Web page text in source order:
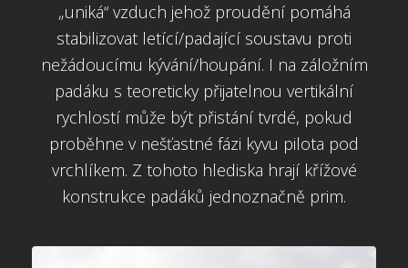
„uniká“ vzduch jehož proudění pomáhá
stabilizovat letící/padající soustavu proti
nežádoucímu kývání/houpání. I na záložním
padáku s teoreticky přijatelnou vertikální
rychlostí může být přistání tvrdé, pokud
proběhne v nešťastné fázi kyvu pilota pod
vrchlíkem. Z tohoto hlediska hrají křížové
konstrukce padáků jednoznačně prim.